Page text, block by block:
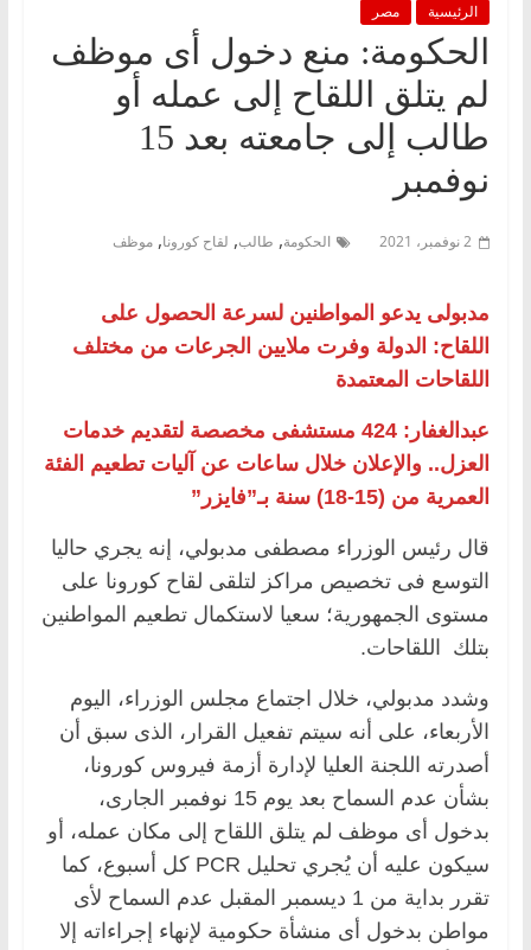
الرئيسية مصر
الحكومة: منع دخول أى موظف
لم يتلق اللقاح إلى عمله أو
طالب إلى جامعته بعد 15
نوفمبر
2 نوفمبر، 2021 الحكومة, طالب, لقاح كورونا, موظف
مدبولى يدعو المواطنين لسرعة الحصول على
اللقاح: الدولة وفرت ملايين الجرعات من مختلف
اللقاحات المعتمدة
عبدالغفار: 424 مستشفى مخصصة لتقديم خدمات
العزل.. والإعلان خلال ساعات عن آليات تطعيم الفئة
العمرية من (15-18) سنة بـ”فايزر”
قال رئيس الوزراء مصطفى مدبولي، إنه يجري حاليا
التوسع فى تخصيص مراكز لتلقى لقاح كورونا على
مستوى الجمهورية؛ سعيا لاستكمال تطعيم المواطنين
بتلك اللقاحات.
وشدد مدبولي، خلال اجتماع مجلس الوزراء، اليوم
الأربعاء، على أنه سيتم تفعيل القرار، الذى سبق أن
أصدرته اللجنة العليا لإدارة أزمة فيروس كورونا،
بشأن عدم السماح بعد يوم 15 نوفمبر الجارى،
بدخول أى موظف لم يتلق اللقاح إلى مكان عمله، أو
سيكون عليه أن يُجري تحليل PCR كل أسبوع، كما
تقرر بداية من 1 ديسمبر المقبل عدم السماح لأى
مواطن بدخول أى منشأة حكومية لإنهاء إجراءاته إلا